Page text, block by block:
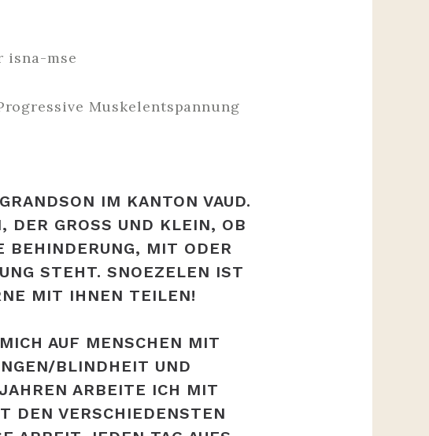
isna-mse
Muskelentspannung
IM KANTON VAUD. D
GROSS UND KLEIN, OB AL
MIT ODER OH
STEHT. SNOEZELEN IST ET
MIT IHNEN TEILEN!
AUF MENSCHEN MIT
BLINDHEIT UND
ARBEITE ICH MIT
DEN VERSCHIEDENSTEN